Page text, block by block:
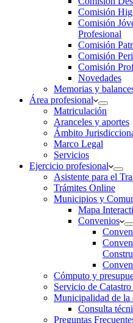
Comisión
Comisión
Profesional
Comisión
Comisión
Comisión
Novedades
Memorias y
Área profesional
Matriculación
Aranceles y aportes
Ámbito
Marco Legal
Servicios
Ejercicio profesional
Asistente para el
Trámites Online
Municipios y
Mapa
Convenios
Cómputo y
Servicio de
Municipalidad de la
Consulta
Preguntas